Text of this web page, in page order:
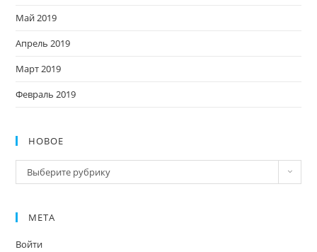
Май 2019
Апрель 2019
Март 2019
Февраль 2019
НОВОЕ
Новое
Выберите рубрику
МЕТА
Войти